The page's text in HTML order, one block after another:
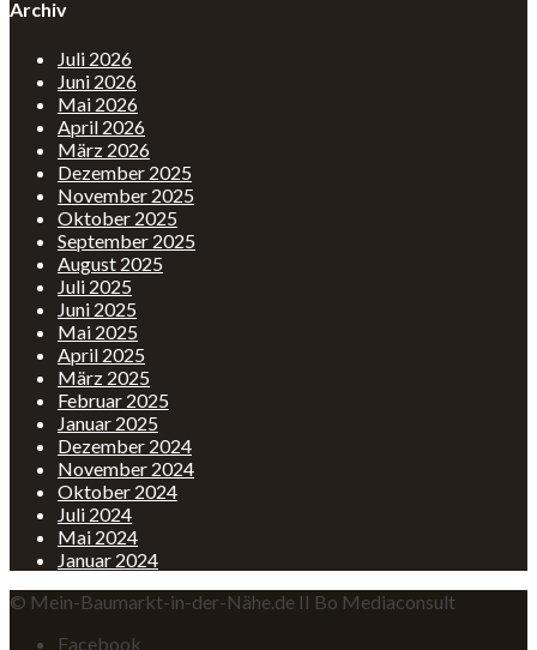
Archiv
Juli 2026
Juni 2026
Mai 2026
April 2026
März 2026
Dezember 2025
November 2025
Oktober 2025
September 2025
August 2025
Juli 2025
Juni 2025
Mai 2025
April 2025
März 2025
Februar 2025
Januar 2025
Dezember 2024
November 2024
Oktober 2024
Juli 2024
Mai 2024
Januar 2024
© Mein-Baumarkt-in-der-Nähe.de II Bo Mediaconsult
Facebook